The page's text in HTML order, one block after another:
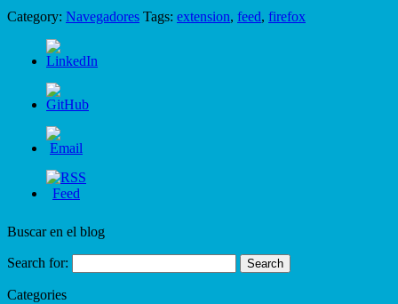
Category: Navegadores Tags: extension, feed, firefox
Buscar en el blog
Search for:
Categories